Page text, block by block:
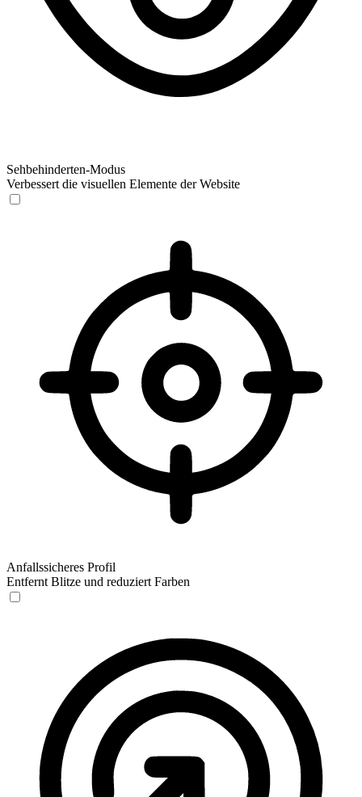
Sehbehinderten-Modus
Verbessert die visuellen Elemente der Website
Anfallssicheres Profil
Entfernt Blitze und reduziert Farben